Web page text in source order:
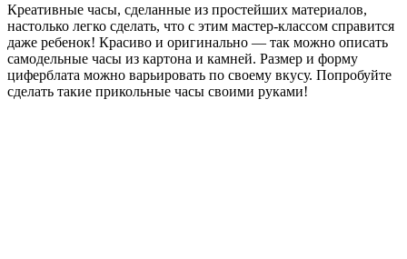
Креативные часы, сделанные из простейших материалов,
настолько легко сделать, что с этим мастер-классом справится
даже ребенок! Красиво и оригинально — так можно описать
самодельные часы из картона и камней. Размер и форму
циферблата можно варьировать по своему вкусу. Попробуйте
сделать такие прикольные часы своими руками!